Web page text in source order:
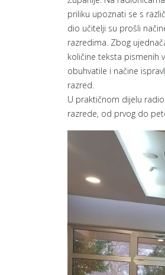
priliku upoznati se s
dio učitelji su prošli
razredima. Zbog
količine teksta pismenih
obuhvatile i načine
razred.
U praktičnom dijelu
razrede, od prvog do